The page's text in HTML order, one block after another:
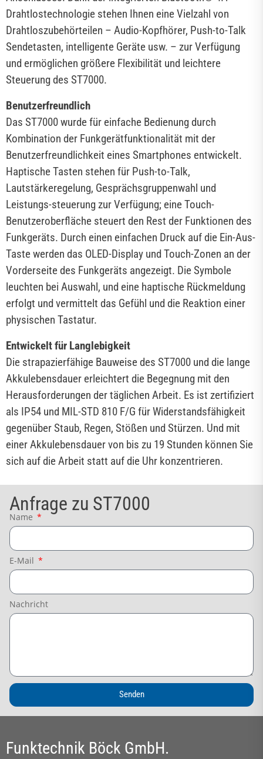
Drahtlostechnologie stehen Ihnen eine Vielzahl von
Drahtloszubehörteilen – Audio-Kopfhörer, Push-to-Talk
Sendetasten, intelligente Geräte usw. – zur Verfügung
und ermöglichen größere Flexibilität und leichtere
Steuerung des ST7000.
Benutzerfreundlich
Das ST7000 wurde für einfache Bedienung durch
Kombination der Funkgerätfunktionalität mit der
Benutzerfreundlichkeit eines Smartphones entwickelt.
Haptische Tasten stehen für Push-to-Talk,
Lautstärkeregelung, Gesprächsgruppenwahl und
Leistungs-steuerung zur Verfügung; eine Touch-
Benutzeroberfläche steuert den Rest der Funktionen des
Funkgeräts. Durch einen einfachen Druck auf die Ein-Aus-
Taste werden das OLED-Display und Touch-Zonen an der
Vorderseite des Funkgeräts angezeigt. Die Symbole
leuchten bei Auswahl, und eine haptische Rückmeldung
erfolgt und vermittelt das Gefühl und die Reaktion einer
physischen Tastatur.
Entwickelt für Langlebigkeit
Die strapazierfähige Bauweise des ST7000 und die lange
Akkulebensdauer erleichtert die Begegnung mit den
Herausforderungen der täglichen Arbeit. Es ist zertifiziert
als IP54 und MIL-STD 810 F/G für Widerstandsfähigkeit
gegenüber Staub, Regen, Stößen und Stürzen. Und mit
einer Akkulebensdauer von bis zu 19 Stunden können Sie
sich auf die Arbeit statt auf die Uhr konzentrieren.
Anfrage zu ST7000
Name
E-Mail
Nachricht
Senden
Funktechnik Böck GmbH.